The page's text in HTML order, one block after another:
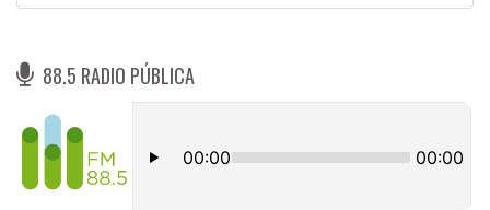
88.5 RADIO PÚBLICA